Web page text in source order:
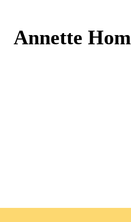
Inhalt
springenAnnette